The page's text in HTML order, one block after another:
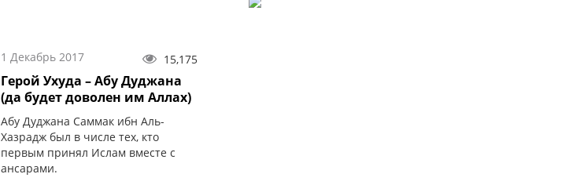
1 Декабрь 2017 15,175
Герой Ухуда – Абу Дуджана
(да будет доволен им Аллах)
Абу Дуджана Саммак ибн Аль-
Хазрадж был в числе тех, кто
первым принял Ислам вместе с
ансарами.